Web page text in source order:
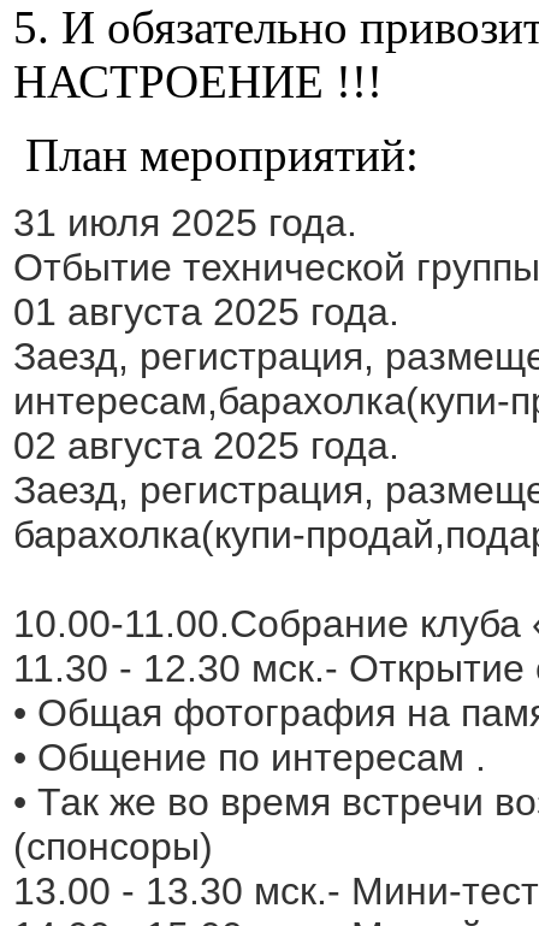
5. И обязательно
НАСТРОЕНИЕ !!!
План мероприятий:
31 июля 2025 года.
Отбытие технической
01 августа 2025 года.
Заезд, регистрация,
интересам,барахолка(купи-
02 августа 2025 года.
Заезд, регистрация,
барахолка(купи-
10.00-11.00.Собрание
11.30 - 12.30 мск.- Открытие
• Общая фотография на
• Общение по интересам .
• Так же во время встречи
(спонсоры)
13.00 - 13.30 мск.- Мини-